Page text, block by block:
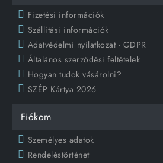
Fizetési információk
Szállítási információk
Adatvédelmi nyilatkozat - GDPR
Általános szerződési feltételek
Hogyan tudok vásárolni?
SZÉP Kártya 2026
Fiókom
Személyes adatok
Rendeléstörténet